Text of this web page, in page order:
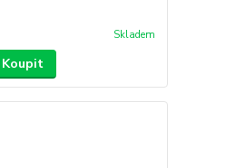
Skladem
Koupit